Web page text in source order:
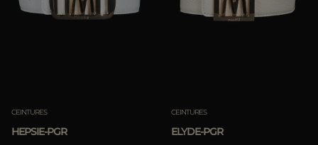
CEINTURES
HEPSIE-PGR
CEINTURES
ELYDE-PGR